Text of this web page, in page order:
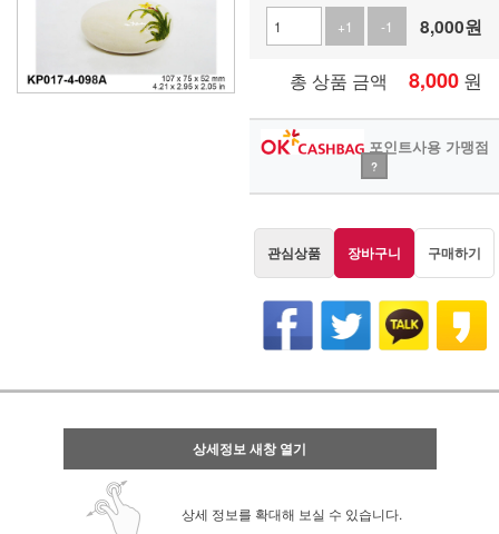
+1
-1 8,000원
총 상품 금액 8,000 원
포인트사용 가맹점
?
관심상품 장바구니 구매하기
상세정보 새창 열기
상세 정보를 확대해 보실 수 있습니다.